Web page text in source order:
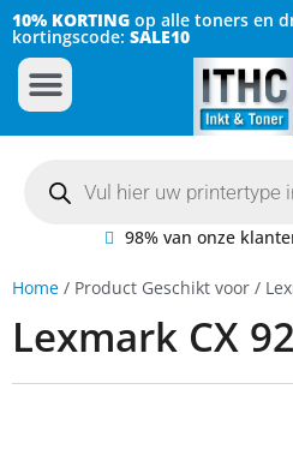
10% KORTING op alle toners en
kortingscode: SALE10
98% van onze
Home / Product Geschikt voor /
Lexmark CX